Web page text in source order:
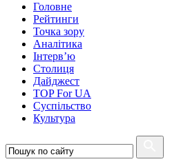
Головне
Рейтинги
Точка зору
Аналітика
Інтерв’ю
Столиця
Дайджест
TOP For UA
Суспiльство
Культура